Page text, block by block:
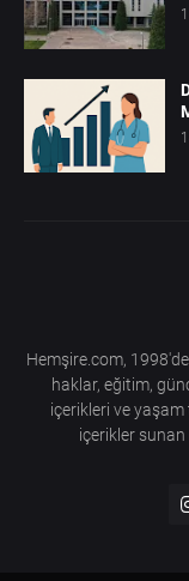
Hemşire.com,
haklar, eğitim,
içerikleri ve
içerikler